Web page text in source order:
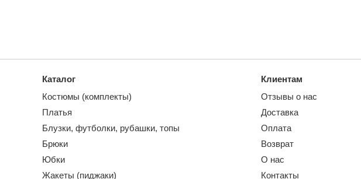
Каталог
Костюмы (комплекты)
Платья
Блузки, футболки, рубашки, топы
Брюки
Юбки
Жакеты (пиджаки)
Клиентам
Отзывы о нас
Доставка
Оплата
Возврат
О нас
Контакты